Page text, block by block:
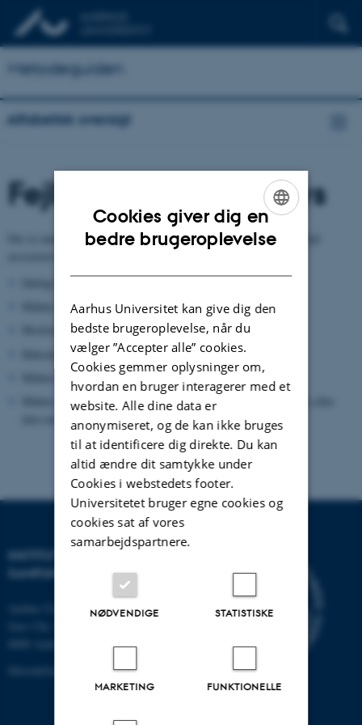
Metodeguiden
Alfabetisk oversigt
Fejlkilder med surveys
Der er mange kilder til fejl i spørgeskemaundersøgelser. Udover fejl
Måden spørgsmålet bliver stillet på
Misforståelser
Hukommelsesproblemer (for den interviewede)
Måden informationerne registreres på
Måden informationerne bearbejdes på, enten når svarene kodes eller
data tastes ind i computeren
INSTITUT FOR KULTUR OG
SAMFUND
Aarhus Universitet
MetodeGuiden@cas.au.dk
ENGLISH
Cookies giver dig en
bedre brugeroplevelse
Aarhus Universitet kan give dig den
bedste brugeroplevelse, når du
vælger ”Accepter alle” cookies.
Cookies gemmer oplysninger om,
hvordan en bruger interagerer med et
website. Alle dine data er
anonymiseret, og de kan ikke bruges
til at identificere dig direkte. Du kan
altid ændre dit samtykke under
Cookies i webstedets footer.
Universitetet bruger egne cookies og
cookies sat af vores
samarbejdspartnere.
NØDVENDIGE STATISTISKE
MARKETING FUNKTIONELLE